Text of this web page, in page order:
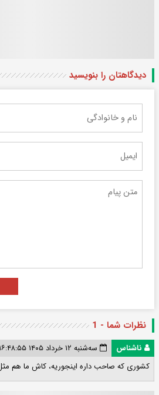
دیدگاهتان را بنویسید
نظرات شما - 1
ناشناس
سه‌شنبه ۱۲ خرداد ۱۴۰۵ ۱۶:۴۸:۵۵
کشوری که صاحب داره اینجوریه، کاش ما هم